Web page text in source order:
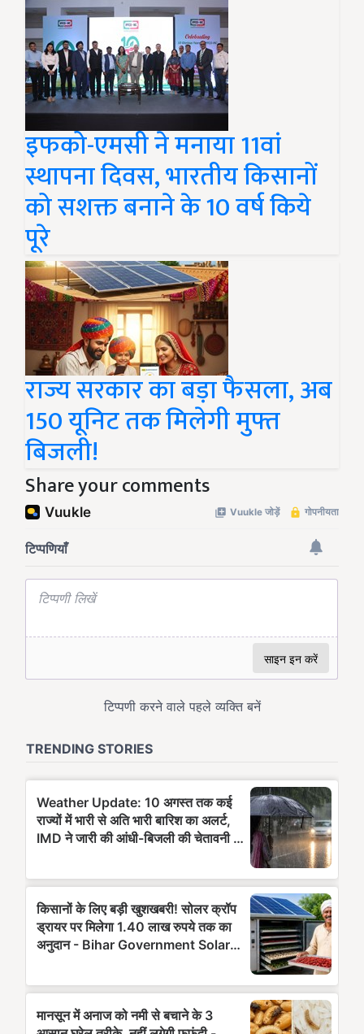
इफको-एमसी ने मनाया 11वां
स्थापना दिवस, भारतीय किसानों
को सशक्त बनाने के 10 वर्ष किये
पूरे
राज्य सरकार का बड़ा फैसला, अब
150 यूनिट तक मिलेगी मुफ्त
बिजली!
Share your comments